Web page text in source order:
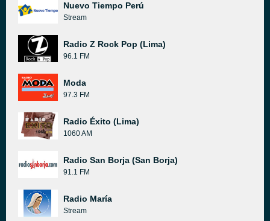
Nuevo Tiempo Perú
Stream
Radio Z Rock Pop (Lima)
96.1 FM
Moda
97.3 FM
Radio Éxito (Lima)
1060 AM
Radio San Borja (San Borja)
91.1 FM
Radio María
Stream